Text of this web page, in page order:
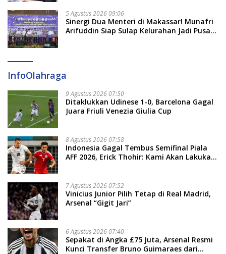
5 Agustus 2026 09:06
Sinergi Dua Menteri di Makassar! Munafri
Arifuddin Siap Sulap Kelurahan Jadi Pusat
InfoOlahraga
9 Agustus 2026 07:50
Ditaklukkan Udinese 1-0, Barcelona Gagal
Juara Friuli Venezia Giulia Cup
8 Agustus 2026 07:58
Indonesia Gagal Tembus Semifinal Piala
AFF 2026, Erick Thohir: Kami Akan Lakukan
7 Agustus 2026 07:52
Vinicius Junior Pilih Tetap di Real Madrid,
Arsenal “Gigit Jari”
6 Agustus 2026 07:40
Sepakat di Angka £75 Juta, Arsenal Resmi
Kunci Transfer Bruno Guimaraes dari